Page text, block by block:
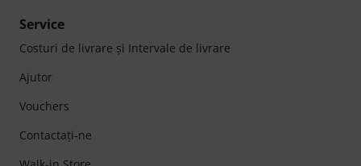
Service
Costuri de livrare şi Intervale de livrare
Ajutor
Vouchers
Contactaţi-ne